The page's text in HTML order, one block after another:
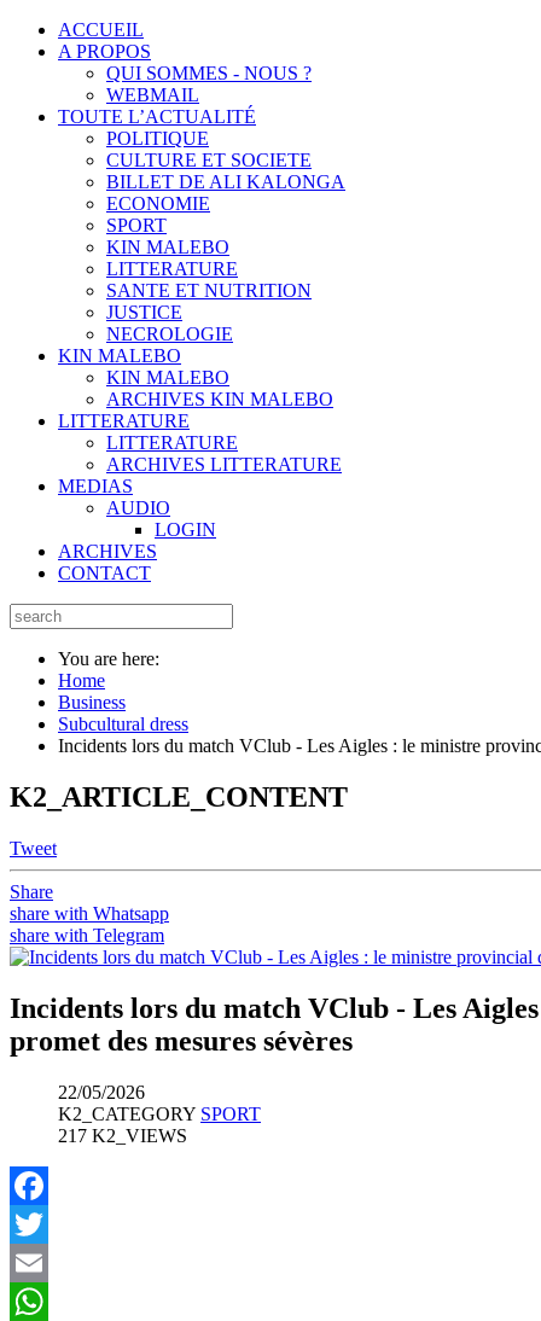
ACCUEIL
A PROPOS
QUI SOMMES - NOUS ?
WEBMAIL
TOUTE L’ACTUALITÉ
POLITIQUE
CULTURE ET SOCIETE
BILLET DE ALI KALONGA
ECONOMIE
SPORT
KIN MALEBO
LITTERATURE
SANTE ET NUTRITION
JUSTICE
NECROLOGIE
KIN MALEBO
KIN MALEBO
ARCHIVES KIN MALEBO
LITTERATURE
LITTERATURE
ARCHIVES LITTERATURE
MEDIAS
AUDIO
LOGIN
ARCHIVES
CONTACT
You are here:
Home
Business
Subcultural dress
Incidents lors du match VClub - Les Aigles : le ministre
K2_ARTICLE_CONTENT
Tweet
Share
share with Whatsapp
share with Telegram
Incidents lors du match VClub - Les
promet des mesures sévères
22/05/2026
K2_CATEGORY SPORT
217 K2_VIEWS
Facebook
Twitter
Email